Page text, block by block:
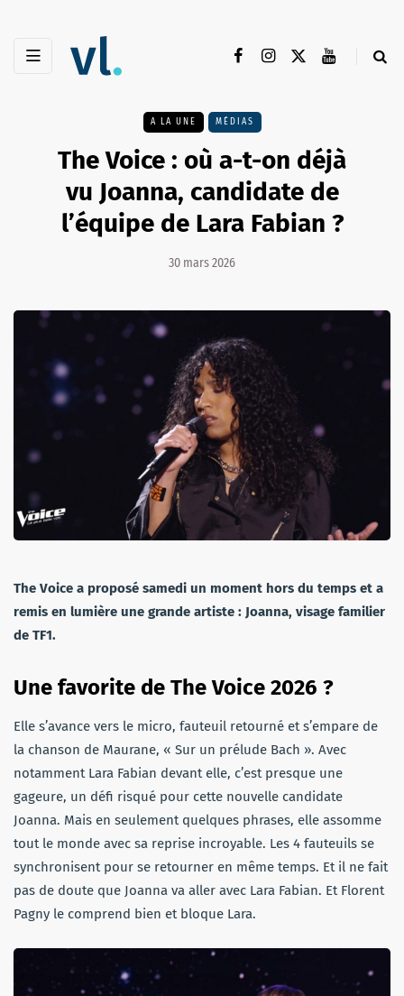
A LA UNE MÉDIAS
The Voice : où a-t-on déjà
vu Joanna, candidate de
l’équipe de Lara Fabian ?
30 mars 2026
The Voice a proposé samedi un moment hors du temps et a
remis en lumière une grande artiste : Joanna, visage familier
de TF1.
Une favorite de The Voice 2026 ?
Elle s’avance vers le micro, fauteuil retourné et s’empare de
la chanson de Maurane, « Sur un prélude Bach ». Avec
notamment Lara Fabian devant elle, c’est presque une
gageure, un défi risqué pour cette nouvelle candidate
Joanna. Mais en seulement quelques phrases, elle assomme
tout le monde avec sa reprise incroyable. Les 4 fauteuils se
synchronisent pour se retourner en même temps. Et il ne fait
pas de doute que Joanna va aller avec Lara Fabian. Et Florent
Pagny le comprend bien et bloque Lara.